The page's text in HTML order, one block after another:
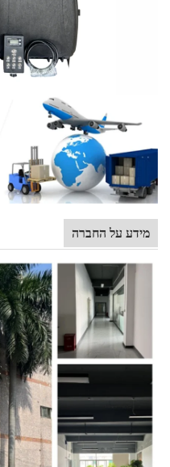
מידע על החברה